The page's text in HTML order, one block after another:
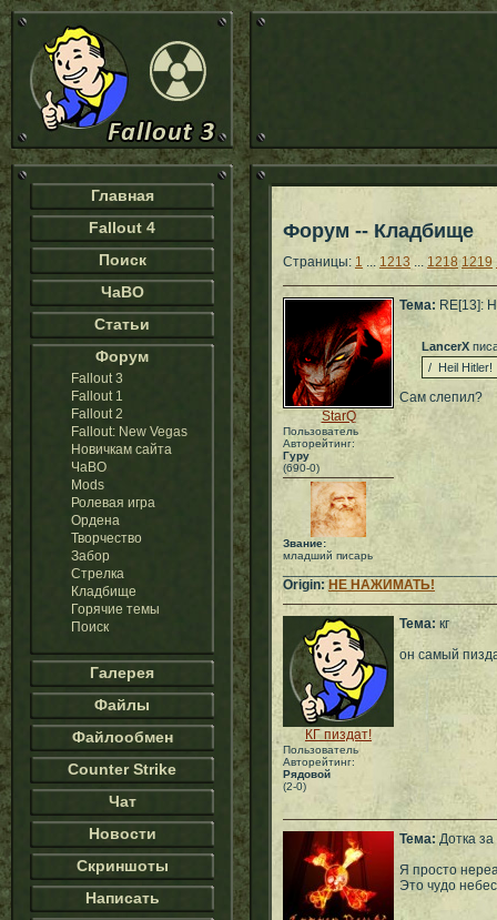
Главная
Fallout 4
Поиск
ЧаВО
Статьи
Форум
Fallout 3
Fallout 1
Fallout 2
Fallout: New Vegas
Новичкам сайта
ЧаВО
Mods
Ролевая игра
Ордена
Творчество
Забор
Стрелка
Кладбище
Горячие темы
Поиск
Галерея
Файлы
Файлообмен
Counter Strike
Чат
Новости
Скриншоты
Написать
Форум -- Кладбище
Страницы: 1 ... 1213 ... 1218 1219
StarQ
Пользователь
Авторейтинг:
Гуру
(690-0)
Звание:
младший писарь
Тема: RE[13]:
LancerX
/ Heil Hitler!
Сам слепил?
Origin: НЕ НАЖИМАТЬ!
КГ пиздат!
Пользователь
Авторейтинг:
Рядовой
(2-0)
Тема: кг
он самый
Тема: Дотка
Я просто
Это чудо